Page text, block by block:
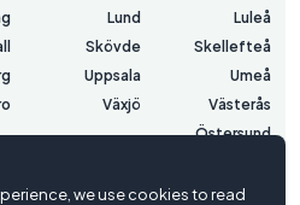
Luleå
Lund
Skellefteå
Skövde
Umeå
Uppsala
Västerås
Växjö
Östersund
we use cookies to read